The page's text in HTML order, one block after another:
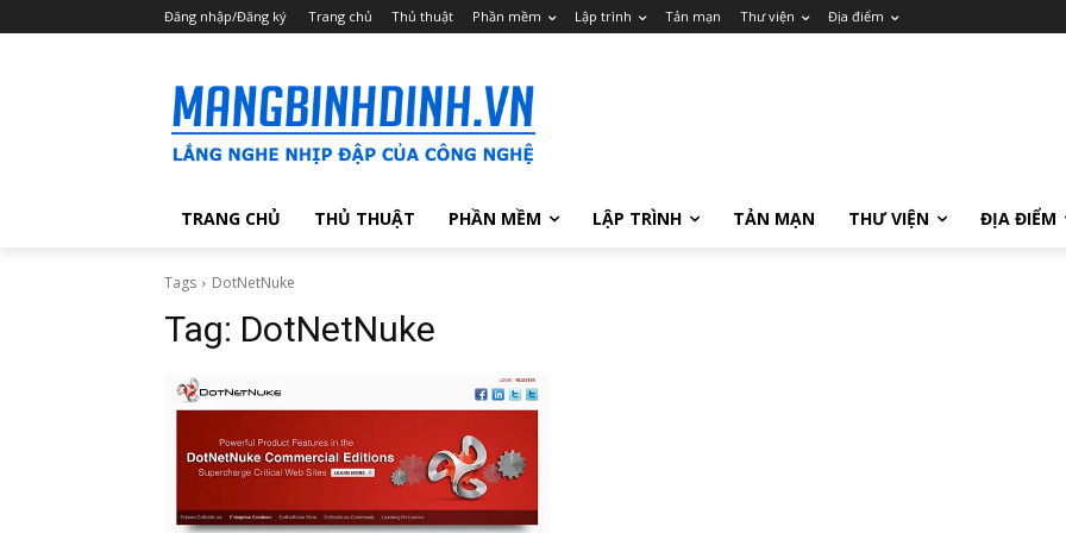
Đăng nhập/Đăng ký Trang chủ Thủ thuật Phần mềm Lập trình Tản mạn Thư viện Địa điểm
TRANG CHỦ THỦ THUẬT PHẦN MỀM LẬP TRÌNH TẢN MẠN THƯ VIỆN ĐỊA ĐIỂM
Tags DotNetNuke
Tag: DotNetNuke